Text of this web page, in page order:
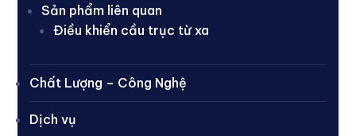
Sản phẩm liên quan
Điều khiển cầu trục từ xa
Chất Lượng – Công Nghệ
Dịch vụ